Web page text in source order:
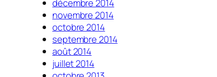
décembre 2014
novembre 2014
octobre 2014
septembre 2014
août 2014
juillet 2014